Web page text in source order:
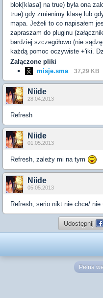
blok[klasa] na true) była ona
true) gdy zmienimy klasę lub
mapa. Jeżeli to co napisałem
zapraszam do pluginu
bardziej szczegółowo (nie
każdą pomoc oczywiste +'iki.
Załączone pliki
misje.sma
37,29 KB
Niide
28.04.2013
Refresh
Niide
01.05.2013
Refresh, zależy mi na tym
Niide
05.05.2013
Refresh, serio nikt nie chce/ nie
Udostępnij
Pełna